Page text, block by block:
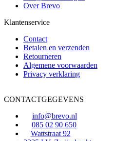
Over Brevo
Klantenservice
Contact
Betalen en verzenden
Retourneren
Algemene voorwaarden
Privacy verklaring
CONTACTGEGEVENS
info@brevo.nl
085 02 90 650
Wattstraat 92